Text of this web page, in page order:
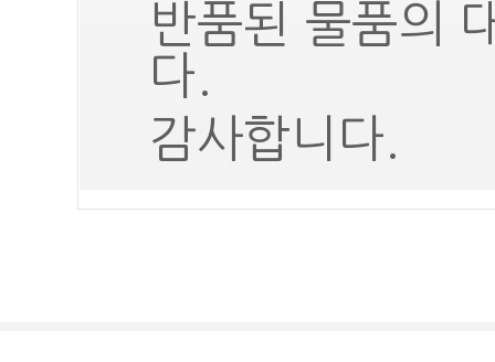
반품된 물품의
다.
감사합니다.